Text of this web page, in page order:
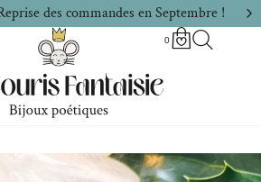
des commandes en Septembre !
0